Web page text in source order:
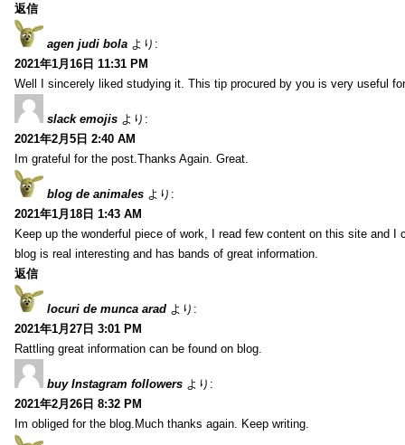
返信
agen judi bola より:
2021年1月16日 11:31 PM
Well I sincerely liked studying it. This tip procured by you is very useful
slack emojis より:
2021年2月5日 2:40 AM
Im grateful for the post.Thanks Again. Great.
blog de animales より:
2021年1月18日 1:43 AM
Keep up the wonderful piece of work, I read few content on this site and I
blog is real interesting and has bands of great information.
返信
locuri de munca arad より:
2021年1月27日 3:01 PM
Rattling great information can be found on blog.
buy Instagram followers より:
2021年2月26日 8:32 PM
Im obliged for the blog.Much thanks again. Keep writing.